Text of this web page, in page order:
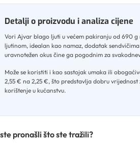
Detalji o proizvodu i analiza cijene
Vori Ajvar blago ljuti u većem pakiranju od 690
ljutinom, idealan kao namaz, dodatak
uravnotežen okus čine ga pogodnim za
Može se koristiti i kao sastojak umaka ili
2,55 € na 2,25 €, što predstavlja dobru
korištenje u kućanstvu.
pronašli što ste tražili?